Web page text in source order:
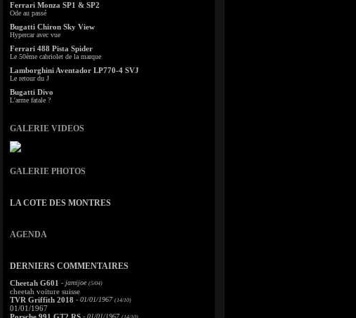
Ferrari Monza SP1 & SP2
Ode au passé
Bugatti Chiron Sky View
Hypercar avec vue
Ferrari 488 Pista Spider
Le 50ème cabriolet de la marque
Lamborghini Aventador LP770-4 SVJ
Le retour du J
Bugatti Divo
L'arme fatale ?
GALERIE VIDEOS
GALERIE PHOTOS
LA COTE DES MONTRES
AGENDA
DERNIERS COMMENTAIRES
Cheetah G601 - jamijoe (5/04)
cheetah voiture suisse
TVR Griffith 2018 - 01/01/1967 (14/10)
01/01/1967
- 01/01/1967